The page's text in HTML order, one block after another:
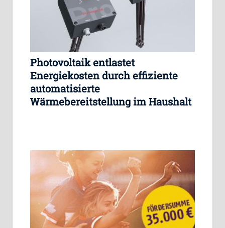
Photovoltaik entlastet
Energiekosten durch effiziente
automatisierte
Wärmebereitstellung im Haushalt